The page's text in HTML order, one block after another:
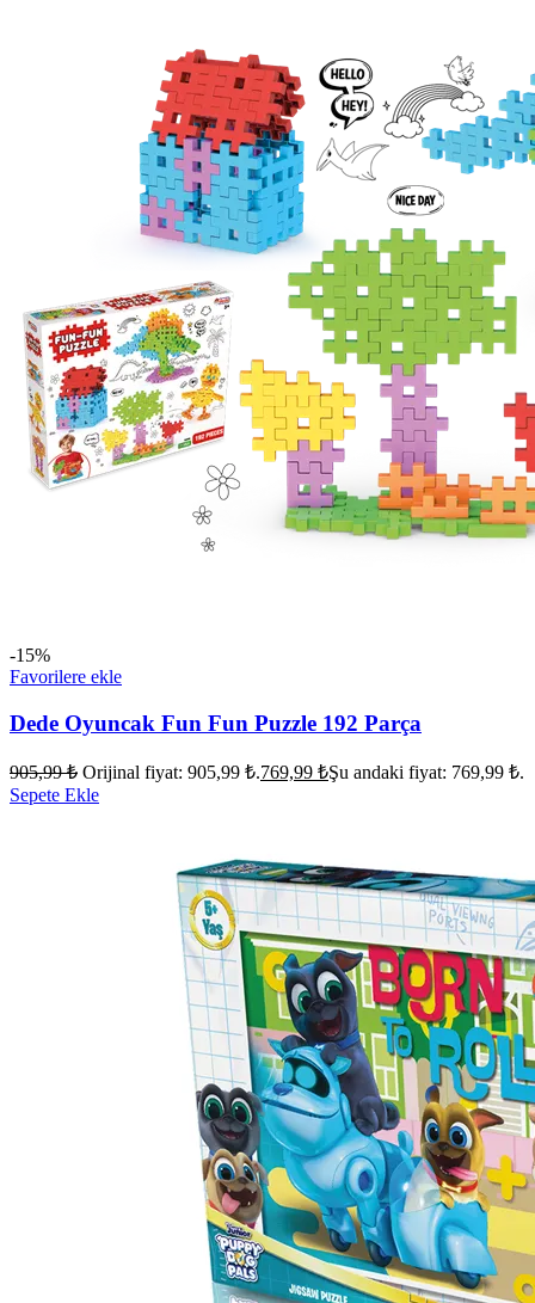
-15%
Favorilere ekle
Dede Oyuncak Fun Fun Puzzle 192 Parça
905,99₺ Orijinal fiyat: 905,99 ₺.769,99 ₺Şu andaki fiyat: 769,99 ₺.
Sepete Ekle